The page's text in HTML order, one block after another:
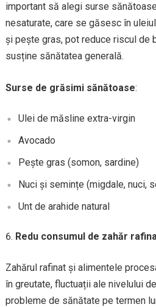
important să alegi surse
nesaturate, care se găsesc în
și pește gras, pot reduce riscul de
susține sănătatea generală.
Surse de grăsimi sănătoase:
Ulei de măsline extra-virgin
Avocado
Pește gras (somon, sardine)
Nuci și semințe (migdale, nuci,
Unt de arahide natural
Redu consumul de zahăr
Zahărul rafinat și alimentele
în greutate, fluctuații ale nivelului
probleme de sănătate pe termen